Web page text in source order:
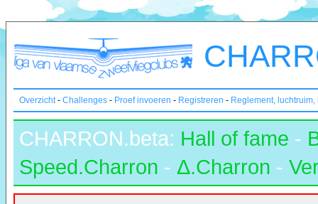
Overzicht- Challenges - Proef invoeren - Registreren - Reglement,
CHARRON.beta: Hall of fame -
Speed.Charron - Δ.Charron -